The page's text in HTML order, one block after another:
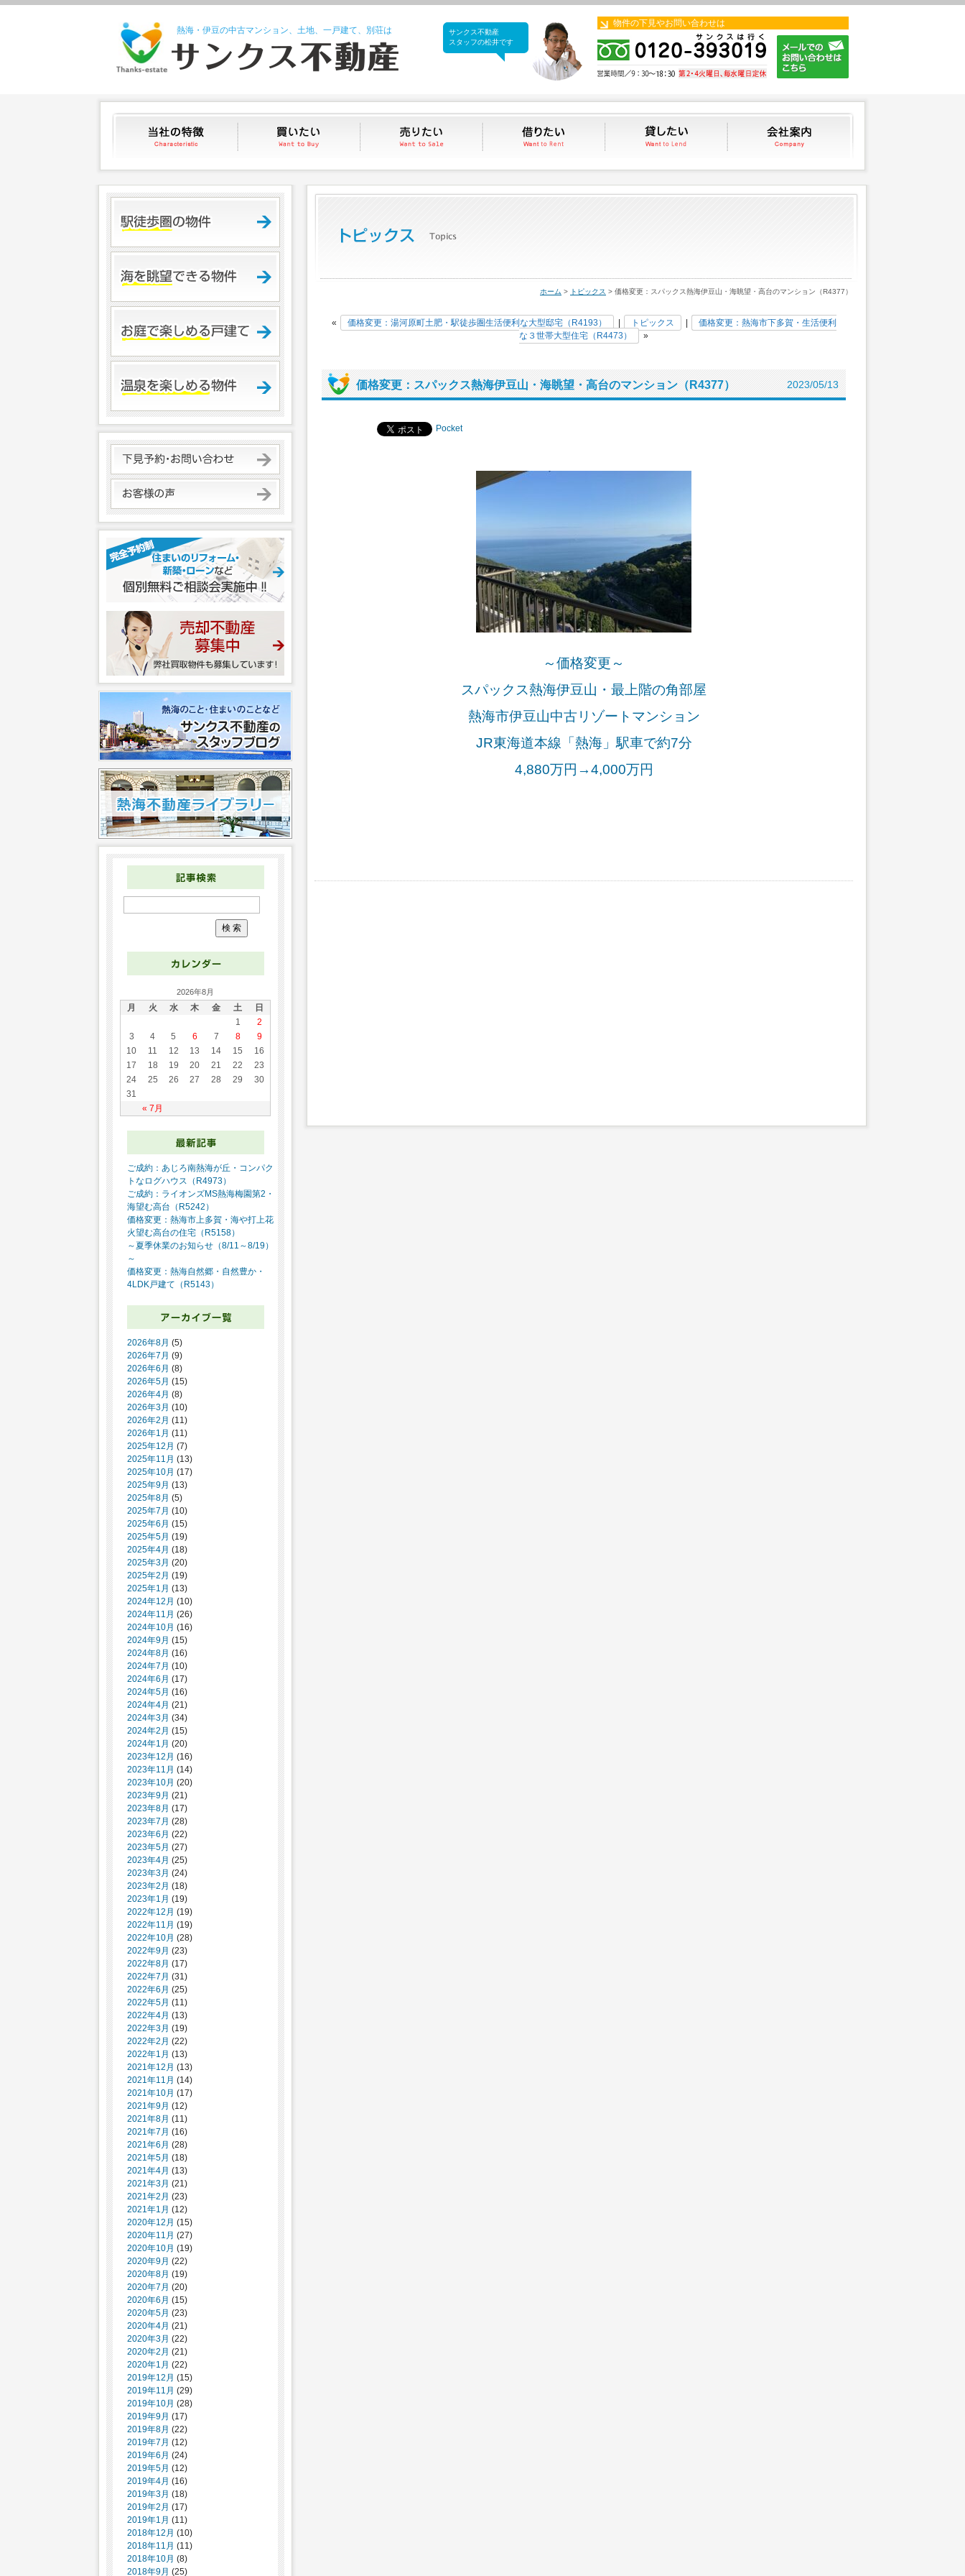
熱海・伊豆の中古マンション、土地、一戸建て、別荘は
サンクス不動産
サンクス不動産
スタッフの松井です
物件の下見やお問い合わせは
当社の特徴 買いたい 売りたい 借りたい 貸したい
ホーム > トピックス > 価格変更：スパックス熱海伊豆山・海眺望・高台のマンション（R4377）
« 価格変更：湯河原町土肥・駅徒歩圏生活便利な大型邸宅（R4193） トピックス
価格変更：熱海市下多賀・生活便利
な３世帯大型住宅（R4473）
»
価格変更：スパックス熱海伊豆山・海眺望・高台のマンション（R4377） 2023/05/13
Pocket
～価格変更～
スパックス熱海伊豆山・最上階の角部屋
熱海市伊豆山中古リゾートマンション
JR東海道本線「熱海」駅車で約7分
4,880万円→4,000万円
2026年8月
月 火 水 木 金 土 日
« 7月
1
2
3
4 5 6 7 8
9
10
11 12 13 14 15
16
17
18 19 20 21 22
23
24
25 26 27 28 29
30
31
ご成約：あじろ南熱海が丘・コンパク
トなログハウス（R4973）
ご成約：ライオンズMS熱海梅園第2・
海望む高台（R5242）
価格変更：熱海市上多賀・海や打上花
火望む高台の住宅（R5158）
～夏季休業のお知らせ（8/11～8/19）
～
価格変更：熱海自然郷・自然豊か・
4LDK戸建て（R5143）
2026年8月 (5)
2026年7月 (9)
2026年6月 (8)
2026年5月 (15)
2026年4月 (8)
2026年3月 (10)
2026年2月 (11)
2026年1月 (11)
2025年12月 (7)
2025年11月 (13)
2025年10月 (17)
2025年9月 (13)
2025年8月 (5)
2025年7月 (10)
2025年6月 (15)
2025年5月 (19)
2025年4月 (18)
2025年3月 (20)
2025年2月 (19)
2025年1月 (13)
2024年12月 (10)
2024年11月 (26)
2024年10月 (16)
2024年9月 (15)
2024年8月 (16)
2024年7月 (10)
2024年6月 (17)
2024年5月 (16)
2024年4月 (21)
2024年3月 (34)
2024年2月 (15)
2024年1月 (20)
2023年12月 (16)
2023年11月 (14)
2023年10月 (20)
2023年9月 (21)
2023年8月 (17)
2023年7月 (28)
2023年6月 (22)
2023年5月 (27)
2023年4月 (25)
2023年3月 (24)
2023年2月 (18)
2023年1月 (19)
2022年12月 (19)
2022年11月 (19)
2022年10月 (28)
2022年9月 (23)
2022年8月 (17)
2022年7月 (31)
2022年6月 (25)
2022年5月 (11)
2022年4月 (13)
2022年3月 (19)
2022年2月 (22)
2022年1月 (13)
2021年12月 (13)
2021年11月 (14)
2021年10月 (17)
2021年9月 (12)
2021年8月 (11)
2021年7月 (16)
2021年6月 (28)
2021年5月 (18)
2021年4月 (13)
2021年3月 (21)
2021年2月 (23)
2021年1月 (12)
2020年12月 (15)
2020年11月 (27)
2020年10月 (19)
2020年9月 (22)
2020年8月 (19)
2020年7月 (20)
2020年6月 (15)
2020年5月 (23)
2020年4月 (21)
2020年3月 (22)
2020年2月 (21)
2020年1月 (22)
2019年12月 (15)
2019年11月 (29)
2019年10月 (28)
2019年9月 (17)
2019年8月 (22)
2019年7月 (12)
2019年6月 (24)
2019年5月 (12)
2019年4月 (16)
2019年3月 (18)
2019年2月 (17)
2019年1月 (11)
2018年12月 (10)
2018年11月 (11)
2018年10月 (8)
2018年9月 (25)